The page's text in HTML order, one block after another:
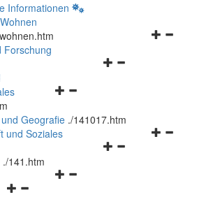
Informationen
Navigationsmenü
Forschung
Navigationsmenü
und
schließen
Geografie ./141017.htm
Navigationsmenü
und Soziales
Navigationsmenü
./141.htm
Navigationsmenü